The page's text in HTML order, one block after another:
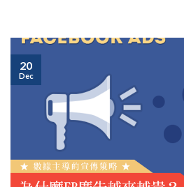
20
Dec